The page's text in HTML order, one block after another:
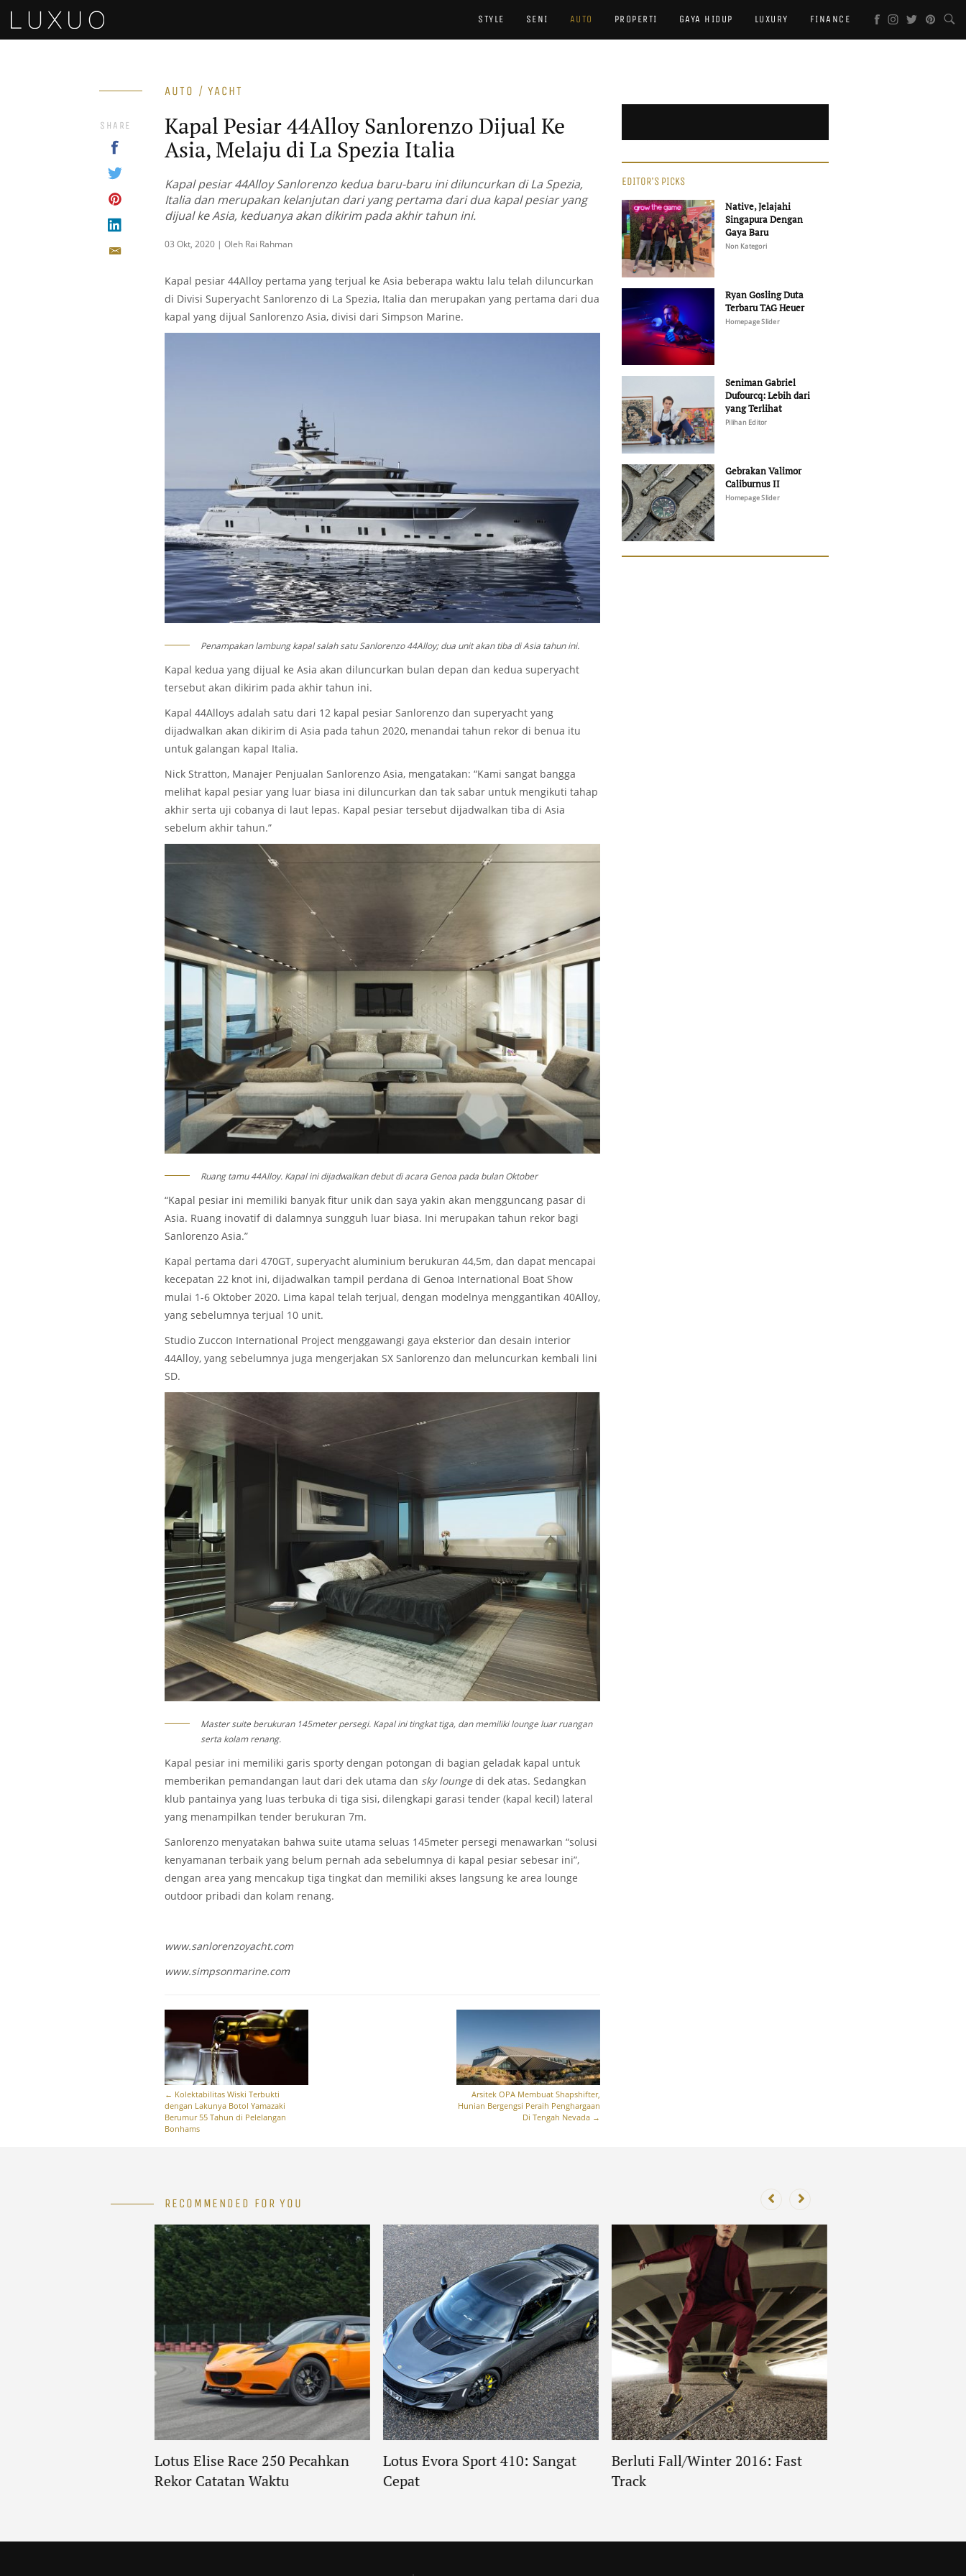
STYLE SENI AUTO PROPERTI GAYA HIDUP LUXURY FINANCE
AUTO / YACHT
Kapal Pesiar 44Alloy Sanlorenzo Dijual Ke
Asia, Melaju di La Spezia Italia
Kapal pesiar 44Alloy Sanlorenzo kedua baru-baru ini diluncurkan di La Spezia,
Italia dan merupakan kelanjutan dari yang pertama dari dua kapal pesiar yang
dijual ke Asia, keduanya akan dikirim pada akhir tahun ini.
03 Okt, 2020 | Oleh Rai Rahman
SHARE
Kapal pesiar 44Alloy pertama yang terjual ke Asia beberapa waktu lalu telah diluncurkan
di Divisi Superyacht Sanlorenzo di La Spezia, Italia dan merupakan yang pertama dari dua
kapal yang dijual Sanlorenzo Asia, divisi dari Simpson Marine.
Penampakan lambung kapal salah satu Sanlorenzo 44Alloy; dua unit akan tiba di Asia tahun ini.
Kapal kedua yang dijual ke Asia akan diluncurkan bulan depan dan kedua superyacht
tersebut akan dikirim pada akhir tahun ini.
Kapal 44Alloys adalah satu dari 12 kapal pesiar Sanlorenzo dan superyacht yang
dijadwalkan akan dikirim di Asia pada tahun 2020, menandai tahun rekor di benua itu
untuk galangan kapal Italia.
Nick Stratton, Manajer Penjualan Sanlorenzo Asia, mengatakan: “Kami sangat bangga
melihat kapal pesiar yang luar biasa ini diluncurkan dan tak sabar untuk mengikuti tahap
akhir serta uji cobanya di laut lepas. Kapal pesiar tersebut dijadwalkan tiba di Asia
sebelum akhir tahun.”
Ruang tamu 44Alloy. Kapal ini dijadwalkan debut di acara Genoa pada bulan Oktober
“Kapal pesiar ini memiliki banyak fitur unik dan saya yakin akan mengguncang pasar di
Asia. Ruang inovatif di dalamnya sungguh luar biasa. Ini merupakan tahun rekor bagi
Sanlorenzo Asia.”
Kapal pertama dari 470GT, superyacht aluminium berukuran 44,5m, dan dapat mencapai
kecepatan 22 knot ini, dijadwalkan tampil perdana di Genoa International Boat Show
mulai 1-6 Oktober 2020. Lima kapal telah terjual, dengan modelnya menggantikan 40Alloy,
yang sebelumnya terjual 10 unit.
Studio Zuccon International Project menggawangi gaya eksterior dan desain interior
44Alloy, yang sebelumnya juga mengerjakan SX Sanlorenzo dan meluncurkan kembali lini
SD.
Master suite berukuran 145meter persegi. Kapal ini tingkat tiga, dan memiliki lounge luar ruangan
serta kolam renang.
Kapal pesiar ini memiliki garis sporty dengan potongan di bagian geladak kapal untuk
memberikan pemandangan laut dari dek utama dan sky loungedi dek atas. Sedangkan
klub pantainya yang luas terbuka di tiga sisi, dilengkapi garasi tender (kapal kecil) lateral
yang menampilkan tender berukuran 7m.
Sanlorenzo menyatakan bahwa suite utama seluas 145meter persegi menawarkan “solusi
kenyamanan terbaik yang belum pernah ada sebelumnya di kapal pesiar sebesar ini”,
dengan area yang mencakup tiga tingkat dan memiliki akses langsung ke area lounge
outdoor pribadi dan kolam renang.
www.sanlorenzoyacht.com
www.simpsonmarine.com
← Kolektabilitas Wiski Terbukti
dengan Lakunya Botol Yamazaki
Berumur 55 Tahun di Pelelangan
Bonhams
Arsitek OPA Membuat Shapshifter,
Hunian Bergengsi Peraih Penghargaan
Di Tengah Nevada →
EDITOR'S PICKS
Native, Jelajahi
Singapura Dengan
Gaya Baru
Non Kategori
Ryan Gosling Duta
Terbaru TAG Heuer
Homepage Slider
Seniman Gabriel
Dufourcq: Lebih dari
yang Terlihat
Pilihan Editor
Gebrakan Valimor
Caliburnus II
Homepage Slider
RECOMMENDED FOR YOU
Lotus Elise Race 250 Pecahkan
Rekor Catatan Waktu
Lotus Evora Sport 410: Sangat
Cepat
Berluti Fall/Winter 2016: Fast
Track